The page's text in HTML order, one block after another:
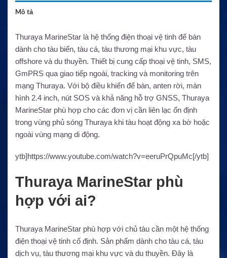
Mô tả
Thuraya MarineStar là hệ thống điện thoại vệ tinh để bàn
dành cho tàu biển, tàu cá, tàu thương mại khu vực, tàu
offshore và du thuyền. Thiết bị cung cấp thoại vệ tinh, SMS,
GmPRS qua giao tiếp ngoài, tracking và monitoring trên
mạng Thuraya. Với bộ điều khiển để bàn, anten rời, màn
hình 2.4 inch, nút SOS và khả năng hỗ trợ GNSS, Thuraya
MarineStar phù hợp cho các đơn vị cần liên lạc ổn định
trong vùng phủ sóng Thuraya khi tàu hoạt động xa bờ hoặc
ngoài vùng mạng di động.
ytb]https://www.youtube.com/watch?v=eeruPrQpuMc[/ytb]
Thuraya MarineStar phù
hợp với ai?
Thuraya MarineStar phù hợp với chủ tàu cần một hệ thống
điện thoại vệ tinh cố định. Sản phẩm dành cho tàu cá, tàu
dịch vụ, tàu thương mại khu vực và du thuyền. Đây là